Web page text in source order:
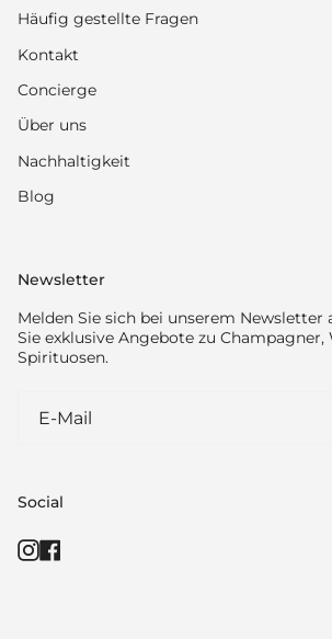
Häufig gestellte Fragen
Kontakt
Concierge
Über uns
Nachhaltigkeit
Blog
Newsletter
Melden Sie sich bei unserem Newsletter
Sie exklusive Angebote zu Champagner,
Spirituosen.
Social
Instagram